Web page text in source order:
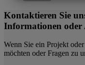
Kontaktieren Sie
Informationen oder
Wenn Sie ein Projekt
möchten oder Fragen zu